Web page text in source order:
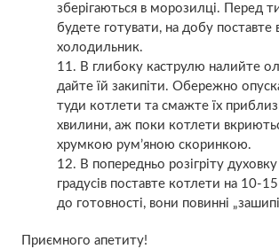
зберігаються в морозилці. Перед
будете готувати, на добу поставте
холодильник.
В глибоку каструлю налийте
дайте їй закипіти. Обережно
туди котлети та смажте їх
хвилини, аж поки котлети
хрумкою рум’яною скоринкою.
В попередньо розігріту
градусів поставте котлети на 10-
до готовності, вони повинні
Приємного апетиту!